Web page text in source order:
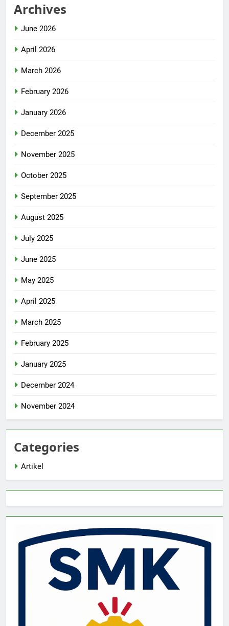
Archives
June 2026
April 2026
March 2026
February 2026
January 2026
December 2025
November 2025
October 2025
September 2025
August 2025
July 2025
June 2025
May 2025
April 2025
March 2025
February 2025
January 2025
December 2024
November 2024
Categories
Artikel